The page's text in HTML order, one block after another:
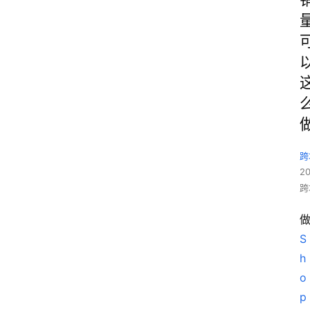
做
S
h
o
p